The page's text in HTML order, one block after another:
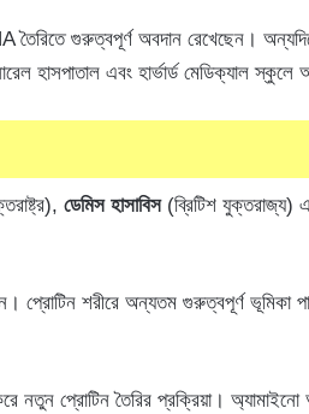
তৈরিতে গুরুত্বপূর্ণ অবদান রেখেছেন।
হাসপাতাল এবং হার্ভার্ড মেডিক্যাল স্কুলে
ডেমিস হাসাবিস(ব্রিটিশ যুক্তরাজ্য)
প্রোটিন শরীরে অন্যতম গুরুত্বপূর্ণ ভূমিকা
নতুন প্রোটিন তৈরির প্রক্রিয়া। অ্যামাইনো